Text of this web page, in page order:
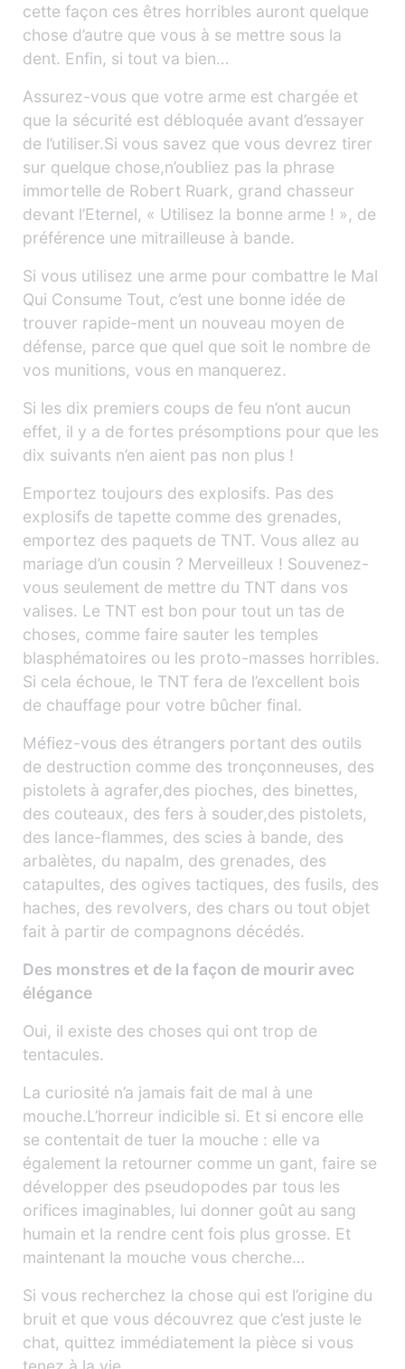
cette façon ces êtres horribles auront quelque
chose d’autre que vous à se mettre sous la
dent. Enfin, si tout va bien…
Assurez-vous que votre arme est chargée et
que la sécurité est débloquée avant d’essayer
de l’utiliser.Si vous savez que vous devrez tirer
sur quelque chose,n’oubliez pas la phrase
immortelle de Robert Ruark, grand chasseur
devant l’Eternel, « Utilisez la bonne arme ! », de
préférence une mitrailleuse à bande.
Si vous utilisez une arme pour combattre le Mal
Qui Consume Tout, c’est une bonne idée de
trouver rapide-ment un nouveau moyen de
défense, parce que quel que soit le nombre de
vos munitions, vous en manquerez.
Si les dix premiers coups de feu n’ont aucun
effet, il y a de fortes présomptions pour que les
dix suivants n’en aient pas non plus !
Emportez toujours des explosifs. Pas des
explosifs de tapette comme des grenades,
emportez des paquets de TNT. Vous allez au
mariage d’un cousin ? Merveilleux ! Souvenez-
vous seulement de mettre du TNT dans vos
valises. Le TNT est bon pour tout un tas de
choses, comme faire sauter les temples
blasphématoires ou les proto-masses horribles.
Si cela échoue, le TNT fera de l’excellent bois
de chauffage pour votre bûcher final.
Méfiez-vous des étrangers portant des outils
de destruction comme des tronçonneuses, des
pistolets à agrafer,des pioches, des binettes,
des couteaux, des fers à souder,des pistolets,
des lance-flammes, des scies à bande, des
arbalètes, du napalm, des grenades, des
catapultes, des ogives tactiques, des fusils, des
haches, des revolvers, des chars ou tout objet
fait à partir de compagnons décédés.
Des monstres et de la façon de mourir avec
élégance
Oui, il existe des choses qui ont trop de
tentacules.
La curiosité n’a jamais fait de mal à une
mouche.L’horreur indicible si. Et si encore elle
se contentait de tuer la mouche : elle va
également la retourner comme un gant, faire se
développer des pseudopodes par tous les
orifices imaginables, lui donner goût au sang
humain et la rendre cent fois plus grosse. Et
maintenant la mouche vous cherche…
Si vous recherchez la chose qui est l’origine du
bruit et que vous découvrez que c’est juste le
chat, quittez immédiatement la pièce si vous